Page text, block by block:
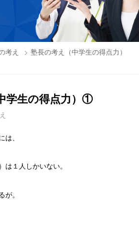
考え
塾長の考え（中学生の得点力）
学生の得点力）①
は、
は１人しかいない。
が。